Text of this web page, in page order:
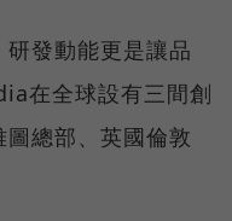
發動能更是讓品
在全球設有三間創
總部、英國倫敦